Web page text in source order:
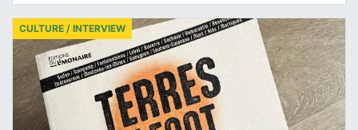
CULTURE / INTERVIEW